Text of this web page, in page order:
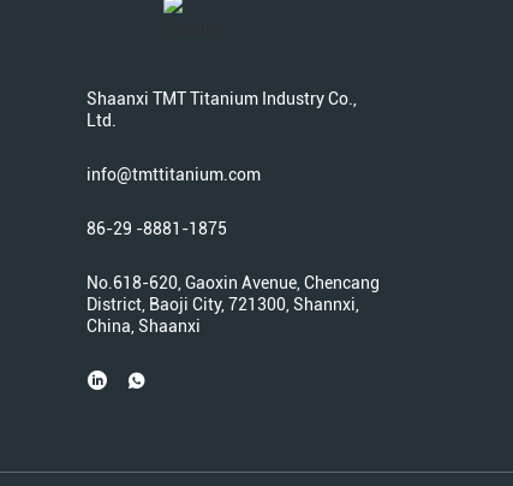
Shaanxi TMT Titanium Industry Co.,
Ltd.
info@tmttitanium.com
86-29 -8881-1875
No.618-620, Gaoxin Avenue, Chencang
District, Baoji City, 721300, Shannxi,
China, Shaanxi